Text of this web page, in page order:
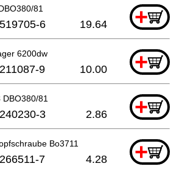
81 +
519705-6 19.64
6200dw +
211087-9 10.00
DBO380/81 +
240230-3 2.86
Bo3711 +
266511-7 4.28